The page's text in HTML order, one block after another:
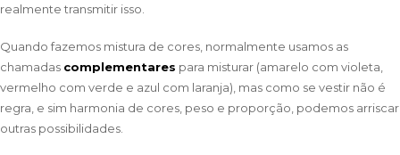
realmente transmitir isso.
Quando fazemos mistura de cores, normalmente usamos as
chamadas complementares para misturar (amarelo com violeta,
vermelho com verde e azul com laranja), mas como se vestir não é
regra, e sim harmonia de cores, peso e proporção, podemos arriscar
outras possibilidades.